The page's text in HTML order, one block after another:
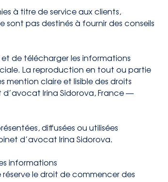
à titre de service aux clients,
pas destinés à fournir des conseils
de télécharger les informations
La reproduction en tout ou partie
mention claire et lisible des droits
d’avocat Irina Sidorova, France —
diffusées ou utilisées
d’avocat Irina Sidorova.
informations
le droit de commencer des